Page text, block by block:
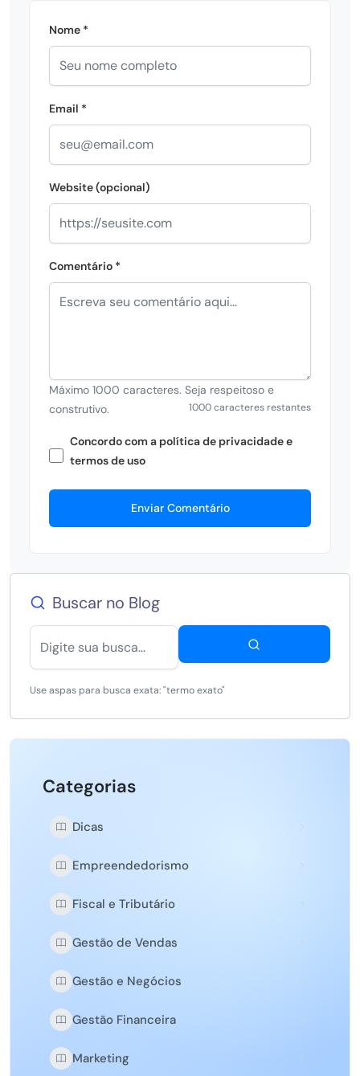
Nome *
Email *
Website (opcional)
Comentário *
Máximo 1000 caracteres. Seja respeitoso e
construtivo.
1000 caracteres restantes
Concordo com a política de privacidade e
termos de uso
Enviar Comentário
Buscar no Blog
Use aspas para busca exata: "termo exato"
Categorias
Dicas
Empreendedorismo
Fiscal e Tributário
Gestão de Vendas
Gestão e Negócios
Gestão Financeira
Marketing